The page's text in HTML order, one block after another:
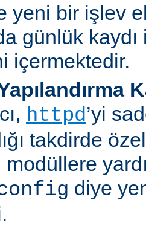
yeni bir işlev
günlük
içermektedir.
httpd’yi
takdirde
diye